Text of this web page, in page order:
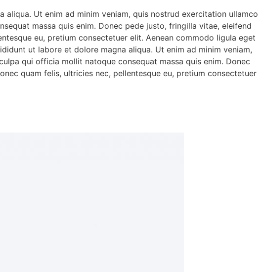
Ut enim ad minim veniam, quis nostrud exercitation ullamco
massa quis enim. Donec pede justo, fringilla vitae, eleifend
eu, pretium consectetuer elit. Aenean commodo ligula eget
ut labore et dolore magna aliqua. Ut enim ad minim veniam,
qui officia mollit natoque consequat massa quis enim. Donec
quam felis, ultricies nec, pellentesque eu, pretium consectetuer